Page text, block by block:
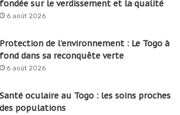
fondée sur le verdissement et la qualité
6 août 2026
Protection de l’environnement : Le Togo à
fond dans sa reconquête verte
6 août 2026
Santé oculaire au Togo : les soins proches
des populations